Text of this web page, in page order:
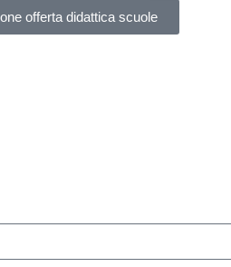
offerta didattica scuole